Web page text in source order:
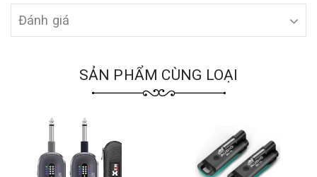
Đánh giá
SẢN PHẨM CÙNG LOẠI